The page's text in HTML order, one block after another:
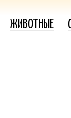
ЖИВОТНЫЕ